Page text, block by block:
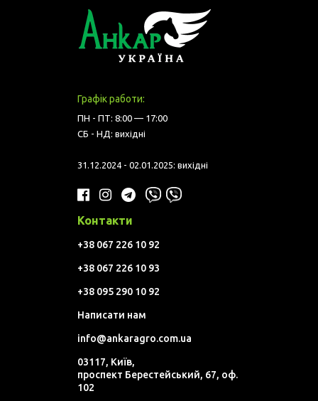
Графік работи:
ПН - ПТ: 8:00 — 17:00
СБ - НД: вихідні
31.12.2024 - 02.01.2025: вихідні
Контакти
+38 067 226 10 92
+38 067 226 10 93
+38 095 290 10 92
Написати нам
info@ankaragro.com.ua
03117, Київ,
проспект Берестейський, 67, оф.
102